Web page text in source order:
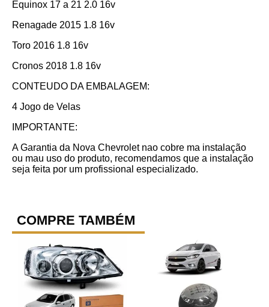
Equinox 17 a 21 2.0 16v
Renagade 2015 1.8 16v
Toro 2016 1.8 16v
Cronos 2018 1.8 16v
CONTEUDO DA EMBALAGEM:
4 Jogo de Velas
IMPORTANTE:
A Garantia da Nova Chevrolet nao cobre ma instalação
ou mau uso do produto, recomendamos que a instalação
seja feita por um profissional especializado.
COMPRE TAMBÉM